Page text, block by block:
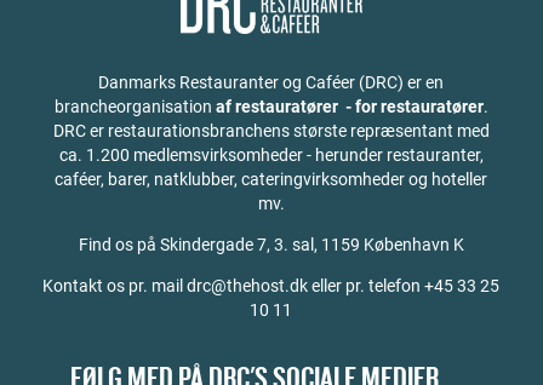
Danmarks Restauranter og Caféer (DRC) er en
brancheorganisation af restauratører - for restauratører.
DRC er restaurationsbranchens største repræsentant med
ca. 1.200 medlemsvirksomheder - herunder restauranter,
caféer, barer, natklubber, cateringvirksomheder og hoteller
mv.
Find os på Skindergade 7, 3. sal, 1159 København K
Kontakt os pr. mail drc@thehost.dk eller pr. telefon +45 33 25
10 11